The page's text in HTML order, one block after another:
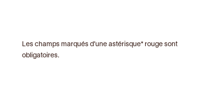
Les champs marqués d’une astérisque* rouge sont
obligatoires.